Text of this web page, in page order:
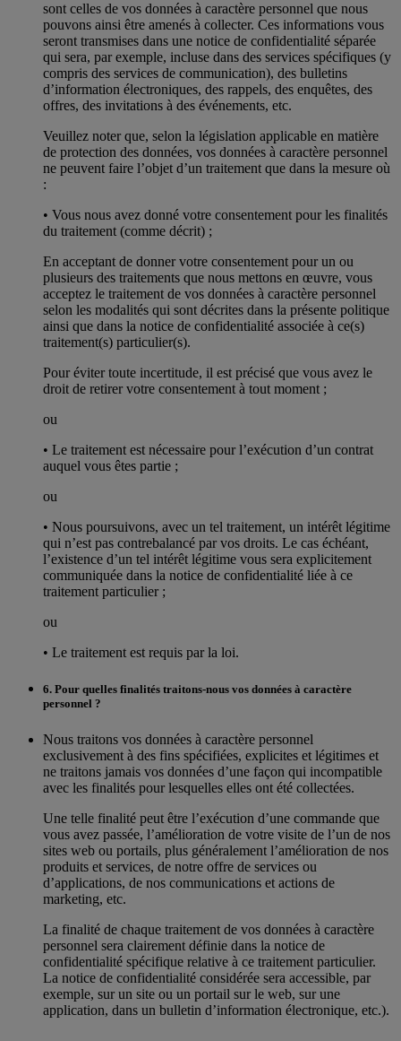
sont celles de vos données à caractère personnel que nous
pouvons ainsi être amenés à collecter. Ces informations vous
seront transmises dans une notice de confidentialité séparée
qui sera, par exemple, incluse dans des services spécifiques (y
compris des services de communication), des bulletins
d’information électroniques, des rappels, des enquêtes, des
offres, des invitations à des événements, etc.
Veuillez noter que, selon la législation applicable en matière
de protection des données, vos données à caractère personnel
ne peuvent faire l’objet d’un traitement que dans la mesure où
:
• Vous nous avez donné votre consentement pour les finalités
du traitement (comme décrit) ;
En acceptant de donner votre consentement pour un ou
plusieurs des traitements que nous mettons en œuvre, vous
acceptez le traitement de vos données à caractère personnel
selon les modalités qui sont décrites dans la présente politique
ainsi que dans la notice de confidentialité associée à ce(s)
traitement(s) particulier(s).
Pour éviter toute incertitude, il est précisé que vous avez le
droit de retirer votre consentement à tout moment ;
ou
• Le traitement est nécessaire pour l’exécution d’un contrat
auquel vous êtes partie ;
ou
• Nous poursuivons, avec un tel traitement, un intérêt légitime
qui n’est pas contrebalancé par vos droits. Le cas échéant,
l’existence d’un tel intérêt légitime vous sera explicitement
communiquée dans la notice de confidentialité liée à ce
traitement particulier ;
ou
• Le traitement est requis par la loi.
6. Pour quelles finalités traitons-nous vos données à caractère
personnel ?
Nous traitons vos données à caractère personnel
exclusivement à des fins spécifiées, explicites et légitimes et
ne traitons jamais vos données d’une façon qui incompatible
avec les finalités pour lesquelles elles ont été collectées.
Une telle finalité peut être l’exécution d’une commande que
vous avez passée, l’amélioration de votre visite de l’un de nos
sites web ou portails, plus généralement l’amélioration de nos
produits et services, de notre offre de services ou
d’applications, de nos communications et actions de
marketing, etc.
La finalité de chaque traitement de vos données à caractère
personnel sera clairement définie dans la notice de
confidentialité spécifique relative à ce traitement particulier.
La notice de confidentialité considérée sera accessible, par
exemple, sur un site ou un portail sur le web, sur une
application, dans un bulletin d’information électronique, etc.).